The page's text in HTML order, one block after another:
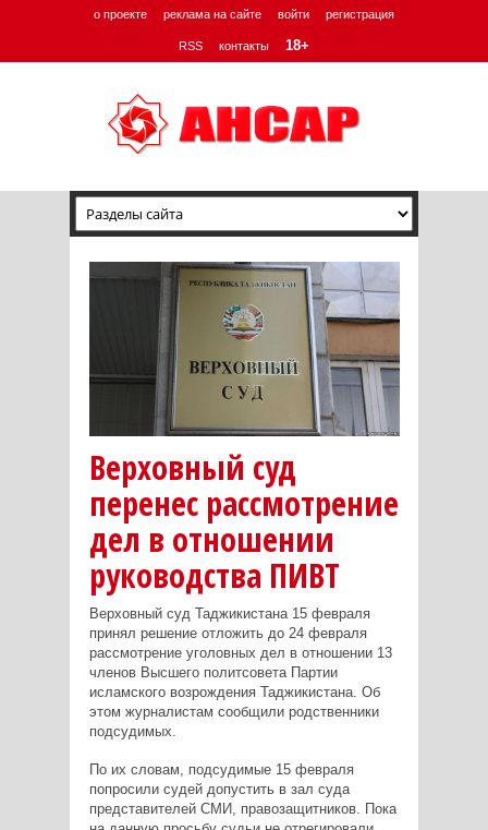
о проекте реклама на сайте войти регистрация
RSS контакты 18+
Верховный суд
перенес рассмотрение
дел в отношении
руководства ПИВТ
Верховный суд Таджикистана 15 февраля
принял решение отложить до 24 февраля
рассмотрение уголовных дел в отношении 13
членов Высшего политсовета Партии
исламского возрождения Таджикистана. Об
этом журналистам сообщили родственники
подсудимых.
По их словам, подсудимые 15 февраля
попросили судей допустить в зал суда
представителей СМИ, правозащитников. Пока